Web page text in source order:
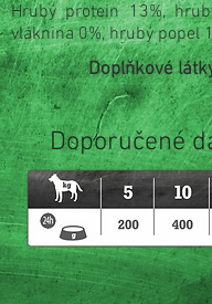
Hrubý protein 13%,
vláknina 0%, hrubý popel
Doplňkové
Doporučené